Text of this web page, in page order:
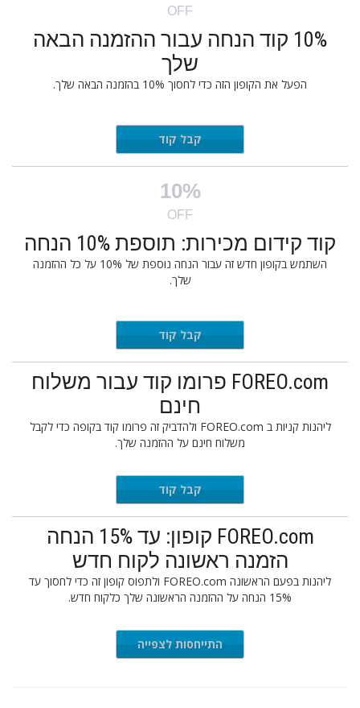
OFF
10% קוד הנחה עבור ההזמנה הבאה
שלך
הפעל את הקופון הזה כדי לחסוך 10% בהזמנה הבאה שלך.
ADD10קבל קוד
10%
OFF
קוד קידום מכירות: תוספת 10% הנחה
השתמש בקופון חדש זה עבור הנחה נוספת של 10% על כל ההזמנה
שלך.
IWANT10קבל קוד
FOREO.com פרומו קוד עבור משלוח
חינם
ליהנות קניות ב FOREO.com ולהדביק זה פרומו קוד בקופה כדי לקבל
משלוח חינם על ההזמנה שלך.
REESHIPקבל קוד
FOREO.com קופון: עד 15% הנחה
הזמנה ראשונה לקוח חדש
ליהנות בפעם הראשונה FOREO.com ולתפוס קופון זה כדי לחסוך עד
15% הנחה על ההזמנה הראשונה שלך כלקוח חדש.
התייחסות לצפייה